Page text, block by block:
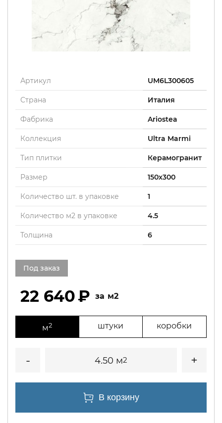
Артикул UM6L300605
Страна Италия
Фабрика Ariostea
Коллекция Ultra Marmi
Тип плитки Керамогранит
Размер 150x300
Количество шт. в упаковке 1
Количество м2 в упаковке 4.5
Толщина 6
Под заказ
22 640 м2
м2 штуки коробки
4.50 м2